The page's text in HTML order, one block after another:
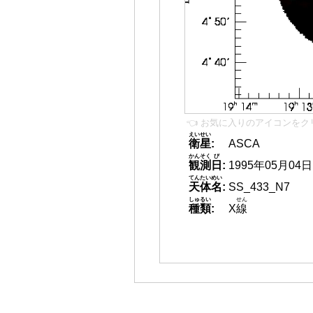
👈 お気に入りのアイコンをク
衛星
えいせい
:
ASCA
観測
かんそく
日
び
: 1995年05月04日
天体名
てんたいめい
: SS_433_N7
種類
しゅるい
: X線
せん